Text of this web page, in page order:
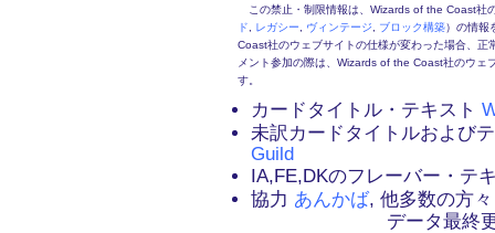
この禁止・制限情報は、Wizards of the Coast社
ド
レガシー ヴィンテージ ブロック構築）の情報
Coast社のウェブサイトの仕様が変わった場合、
メント参加の際は、Wizards of the Coast社のウェ
す。
カードタイトル・テキスト
未訳カードタイトルおよび
Guild
IA,FE,DKのフレーバー・テ
協力 あんかば, 他多数の方々
データ最終